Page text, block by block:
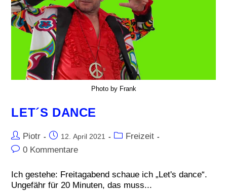
Photo by Frank
LET´S DANCE
Piotr 12. April 2021
Freizeit
0 Kommentare
Ich gestehe: Freitagabend schaue ich „Let's dance“.
Ungefähr für 20 Minuten, das muss...